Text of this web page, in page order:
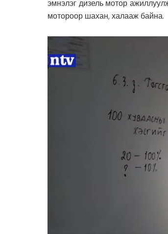
эмнэлэг дизель мотор
мотороор шахан, халааж байна.